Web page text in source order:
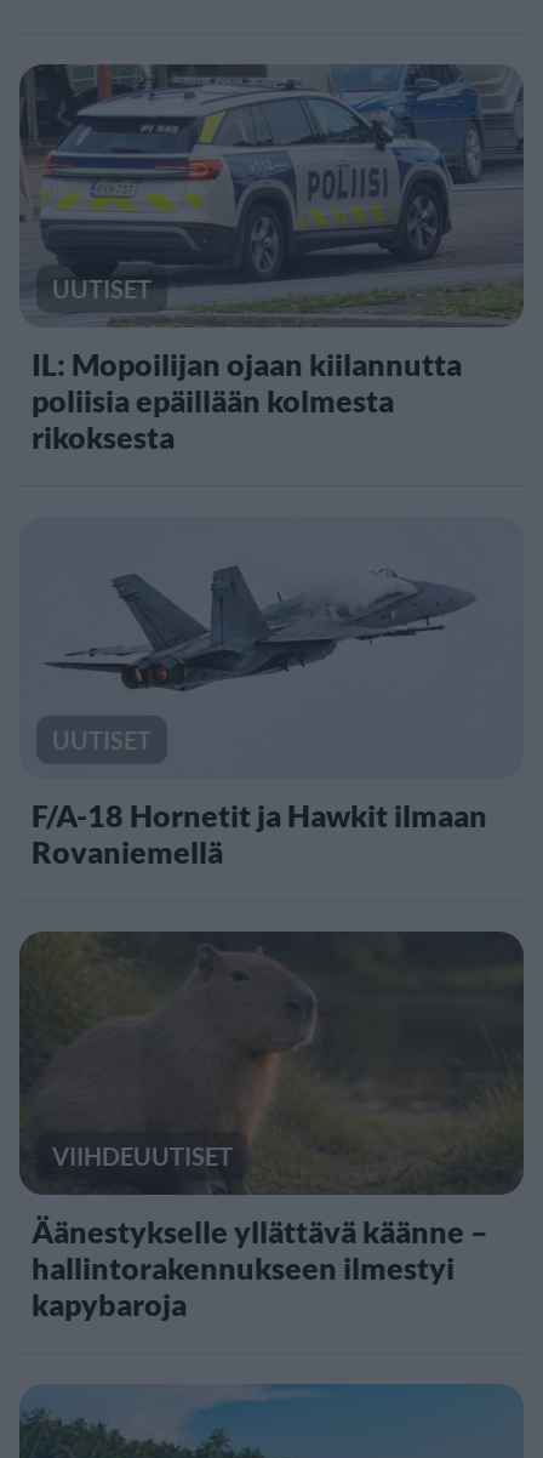
UUTISET
IL: Mopoilijan ojaan kiilannutta
poliisia epäillään kolmesta
rikoksesta
UUTISET
F/A-18 Hornetit ja Hawkit ilmaan
Rovaniemellä
VIIHDEUUTISET
Äänestykselle yllättävä käänne –
hallintorakennukseen ilmestyi
kapybaroja